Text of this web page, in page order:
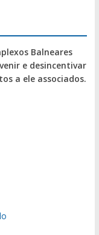
Balneares
e desincentivar
a ele associados.